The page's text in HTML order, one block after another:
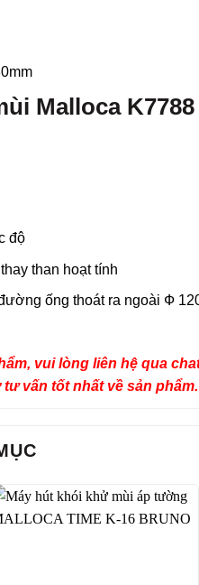
Malloca K7788
độ
than hoạt tính
ống thoát ra ngoài Ф
vui lòng liên hệ qua
tư vấn tốt nhất về sản phẩm.